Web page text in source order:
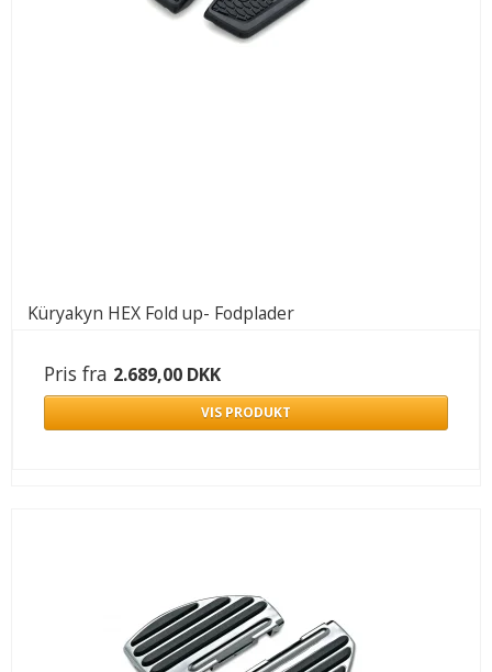
Küryakyn HEX Fold up- Fodplader
Pris fra 2.689,00 DKK
VIS PRODUKT